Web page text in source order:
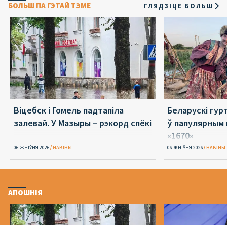
БОЛЬШ ПА ГЭТАЙ ТЭМЕ ГЛЯДЗІЦЕ БОЛЬШ
Віцебск і Гомель падтапіла
залевай. У Мазыры – рэкорд спёкі
06 ЖНІЎНЯ 2026 НАВІНЫ
Беларускі
ў папулярным
«1670»
06 ЖНІЎНЯ 2026 НАВІНЫ
АПОШНІЯ